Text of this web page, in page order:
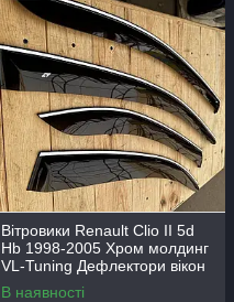
Вітровики Renault Clio II 5d
Hb 1998-2005 Хром молдинг
VL-Tuning Дефлектори вікон
В наявності